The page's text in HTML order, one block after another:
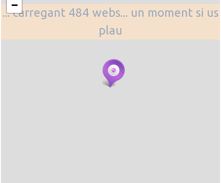
... carregant 484 webs... un moment si us
plau
−